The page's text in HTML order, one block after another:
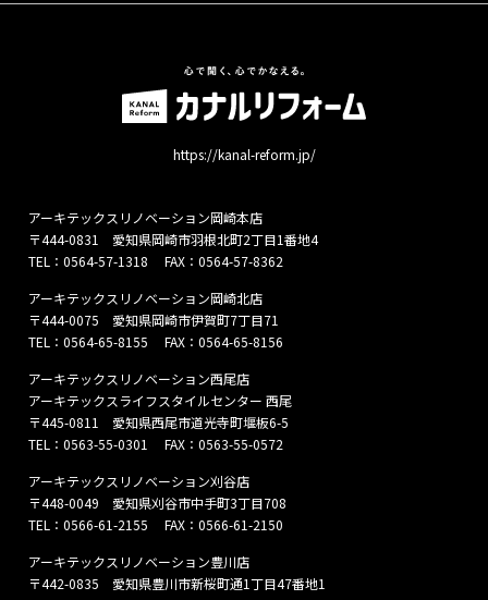
https://kanal-reform.jp/
アーキテックスリノベーション岡崎本店
〒444-0831 愛知県岡崎市羽根北町2丁目1番地4
TEL： 0564-57-1318 FAX：0564-57-8362
アーキテックスリノベーション岡崎北店
〒444-0075 愛知県岡崎市伊賀町7丁目71
TEL： 0564-65-8155 FAX：0564-65-8156
アーキテックスリノベーション西尾店
アーキテックスライフスタイルセンター 西尾
〒445-0811 愛知県西尾市道光寺町堰板6-5
TEL： 0563-55-0301
FAX：0563-55-0572
アーキテックスリノベーション刈谷店
〒448-0049 愛知県刈谷市中手町3丁目708
TEL： 0566-61-2155 FAX：0566-61-2150
アーキテックスリノベーション豊川店
〒442-0835 愛知県豊川市新桜町通1丁目47番地1